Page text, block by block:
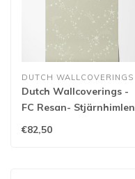
DUTCH WALLCOVERINGS
Dutch Wallcoverings -
FC Resan- Stjärnhimlen
Light green - 29021
€82,50